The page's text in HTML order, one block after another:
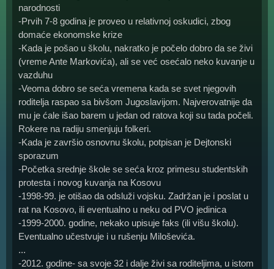
narodnosti
-Prvih 7-8 godina je proveo u relativnoj oskudici, zbog
domaće ekonomske krize
-Kada je pošao u školu, nakratko je počelo dobro da se živi
(vreme Ante Markovića), ali se već osećalo neko kuvanje u
vazduhu
-Veoma dobro se seća vremena kada se svet njegovih
roditelja raspao sa bivšom Jugoslavijom. Najverovatnije da
mu je ćale išao barem u jedan od ratova koji su tada počeli.
Rokere na radiju smenjuju folkeri.
-Kada je završio osnovnu školu, potpisan je Dejtonski
sporazum
-Početka srednje škole se seća kroz primesu studentskih
protesta i novog kuvanja na Kosovu
-1998-99. je otišao da odsluži vojsku. Zadržan je i poslat u
rat na Kosovo, ili eventualno u neku od PVO jedinica
-1999-2000. godine, nekako upisuje faks (ili višu školu).
Eventualno učestvuje i u rušenju Miloševića.
...
-2012. godine- sa svoje 32 i dalje živi sa roditeljima, u istom